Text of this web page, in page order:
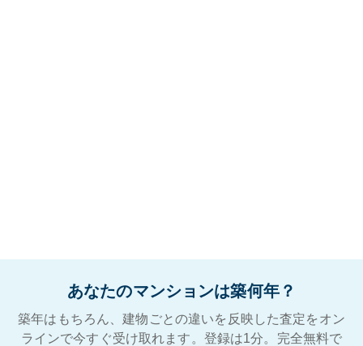
あなたのマンションは築何年？
築年はもちろん、建物ごとの違いを反映した査定をオン
ラインで今すぐ受け取れます。登録は1分。完全無料で